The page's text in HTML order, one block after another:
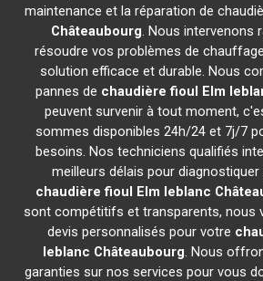
maintenance et la réparation de
Châteaubourg. Nous intervenons
résoudre vos problèmes de
solution efficace et durable. Nous
pannes de chaudière fioul Elm
peuvent survenir à tout moment,
sommes disponibles 24h/24 et 7j/7
besoins. Nos techniciens qualifiés
meilleurs délais pour
chaudière fioul Elm leblanc
sont compétitifs et transparents, nous
devis personnalisés pour votre
leblanc Châteaubourg. Nous
garanties sur nos services pour vous